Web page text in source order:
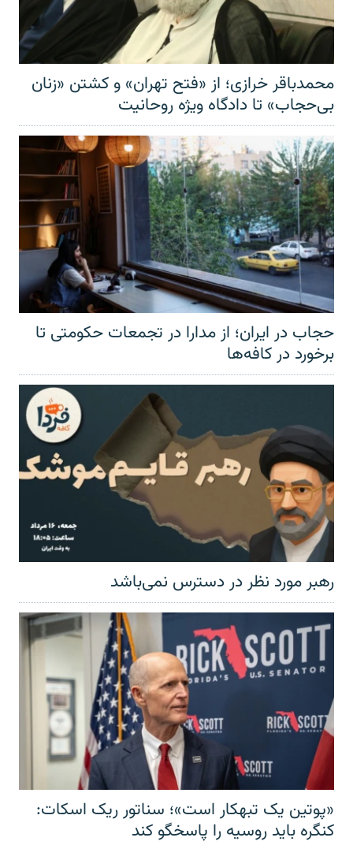
محمدباقر خرازی؛ از «فتح تهران» و کشتن «زنان
بی‌حجاب» تا دادگاه ویژه روحانیت
حجاب در ایران؛ از مدارا در تجمعات حکومتی تا
برخورد در کافه‌ها
رهبر مورد نظر در دسترس نمی‌باشد
«پوتین یک تبهکار است»؛ سناتور ریک اسکات:
کنگره باید روسیه را پاسخگو کند